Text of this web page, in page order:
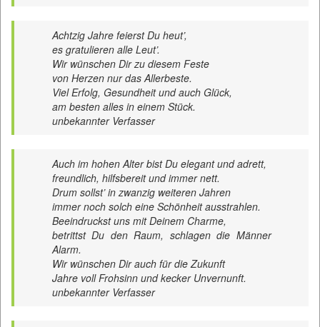
Achtzig Jahre feierst Du heut’,
es gratulieren alle Leut’.
Wir wünschen Dir zu diesem Feste
von Herzen nur das Allerbeste.
Viel Erfolg, Gesundheit und auch Glück,
am besten alles in einem Stück.
unbekannter Verfasser
Auch im hohen Alter bist Du elegant und adrett,
freundlich, hilfsbereit und immer nett.
Drum sollst’ in zwanzig weiteren Jahren
immer noch solch eine Schönheit ausstrahlen.
Beeindruckst uns mit Deinem Charme,
betrittst Du den Raum, schlagen die Männer
Alarm.
Wir wünschen Dir auch für die Zukunft
Jahre voll Frohsinn und kecker Unvernunft.
unbekannter Verfasser